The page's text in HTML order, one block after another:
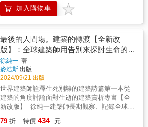
在今天，全世界的年輕建築師仍爭相閱讀《作
品全集》。」──范普頓│建築師、教育家、史
學家2001 「有關勒．柯比意的書籍與論述已不
折不扣地自成一宗產業。隨著大宗生產而來，
汗牛充棟的量與良莠不齊的質，也意味著愈來
愈難真正了解他的作品。然而，毫無疑問地，
正如同任何一位關切勒．柯比意作品的學者專
家或門外漢，最讓我滿意的還是勒．柯比意本
人身兼『編輯-作者』的《作品全集》。」──宗
寧思│教育家、評論家2001
（1970良士大廈）- 第一位在臺使用鋼管構造的
建築師（1972國父紀念館）- 第一位以小說創作
屆建築金鼎獎十大優秀建築師（1967）、第十
三屆國家文藝獎（2009）、第三十三屆行政院
文化獎（2013）本書特色在王大閎建築作品持
續消失的時代中，更顯本書珍藏價值——1. 見
證臺灣五、六〇年代建築文化的重要發展，也
看見現今活躍於建築界的青壯建築師及建築系
教授，當時所仰慕、學習的本地建築師典範
——王大閎。2. 收錄建築業界人士的評論和訪
談摘錄、深度專訪、超過百幅珍貴歷史照片，
完整記錄王大閎的建築教育過程、建築思想及
化遺產。因而，安藤認為：建築對於其所在的
環境，是有回饋義務的。 對安藤而言，現
代建築的創造不再只是一般意義的形式探索，
成長的靜止物，只要在社會上人們持續利用，
就是種經常變化成長的「生物」。因而，安藤
希望能透過邊做邊想的實驗性精神，將有生命
的建築送到社會面前。而建築對於環境的破壞
與影響，也是往後建築家們必須省思的課
題。 本書以主題設定的方式來談論建築：
建築原點的住宅、群聚而居的集合住宅、集合
眾人的廣場、都市、不同領域對話的合作共
所、自重建出發、庭園世界，以及邊做邊想
大庇天下寒士俱歡顏，風雨不動安如山。─唐．
杜甫建築是人們生活所需，也呈現了人們的生
宅」的企盼，反映出其心懷天下人的胸襟，更
說明了建築庇護與安居生活的實用功能。這是
一本主題式的建築故事書，跟著少女與白貓的
腳步，跨越時空，探索從古至今，建築的思維
如何應對自然環境的挑戰，並在社會與文化的
影響下，發揮創造力，建造出真正符合人類需
求與美感的家園。本書以功能性或建築特色為
主題，由讀者熟悉的歷史或地理常識帶入，介
紹各式各樣的材料建築而成的房子、因應多變
自然災害建構出的房屋設計、為了防禦與安全
加入購物車
最後的人間場。建築的轉渡【全新改
版】：全球建築師用告別來探討生命的建
築詩篇
徐純一 著
麥浩斯 出版
2024/09/21 出版
世界建築師詮釋生死別離的建築詩篇第一本從
建築的角度討論面對生逝的建築賞析專書【全
新改版】 徐純一建築師長期觀察、記錄全球建
場」之旅，十多年來，他親訪歐洲各國的墓
79 折 特價 434 元